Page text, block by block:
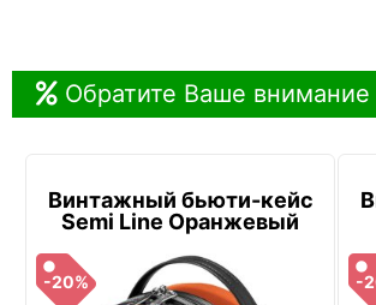
Обратите Ваше
Винтажный бьюти-кейс
Semi Line Оранжевый
-20% -